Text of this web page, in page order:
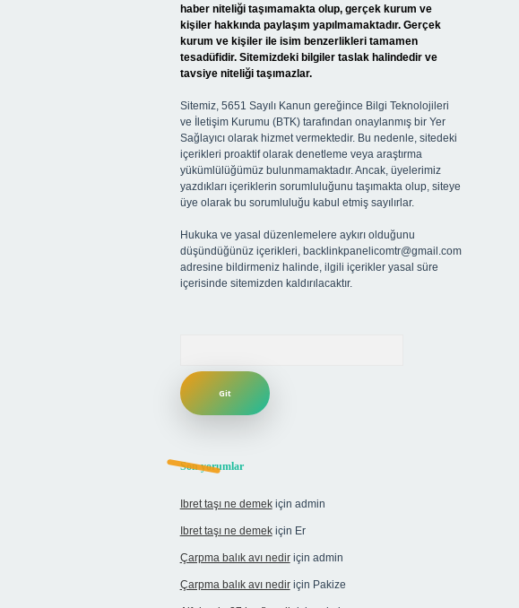
haber niteliği taşımamakta olup, gerçek kurum ve
kişiler hakkında paylaşım yapılmamaktadır. Gerçek
kurum ve kişiler ile isim benzerlikleri tamamen
tesadüfidir. Sitemizdeki bilgiler taslak halindedir ve
tavsiye niteliği taşımazlar.
Sitemiz, 5651 Sayılı Kanun gereğince Bilgi Teknolojileri
ve İletişim Kurumu (BTK) tarafından onaylanmış bir Yer
Sağlayıcı olarak hizmet vermektedir. Bu nedenle, sitedeki
içerikleri proaktif olarak denetleme veya araştırma
yükümlülüğümüz bulunmamaktadır. Ancak, üyelerimiz
yazdıkları içeriklerin sorumluluğunu taşımakta olup, siteye
üye olarak bu sorumluluğu kabul etmiş sayılırlar.
Hukuka ve yasal düzenlemelere aykırı olduğunu
düşündüğünüz içerikleri, backlinkpanelicomtr@gmail.com
adresine bildirmeniz halinde, ilgili içerikler yasal süre
içerisinde sitemizden kaldırılacaktır.
Son yorumlar
Ibret taşı ne demekiçin admin
Ibret taşı ne demekiçin Er
Çarpma balık avı nediriçin admin
Çarpma balık avı nediriçin Pakize